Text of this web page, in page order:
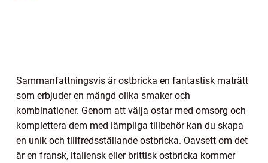
Sammanfattningsvis är ostbricka en fantastisk maträtt
som erbjuder en mängd olika smaker och
kombinationer. Genom att välja ostar med omsorg och
komplettera dem med lämpliga tillbehör kan du skapa
en unik och tillfredsställande ostbricka. Oavsett om det
är en fransk, italiensk eller brittisk ostbricka kommer